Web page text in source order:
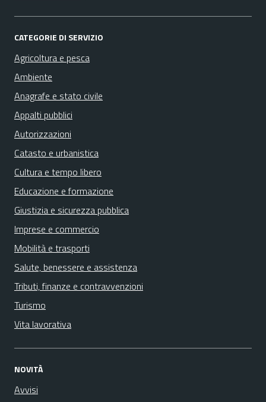
CATEGORIE DI SERVIZIO
Agricoltura e pesca
Ambiente
Anagrafe e stato civile
Appalti pubblici
Autorizzazioni
Catasto e urbanistica
Cultura e tempo libero
Educazione e formazione
Giustizia e sicurezza pubblica
Imprese e commercio
Mobilità e trasporti
Salute, benessere e assistenza
Tributi, finanze e contravvenzioni
Turismo
Vita lavorativa
NOVITÀ
Avvisi